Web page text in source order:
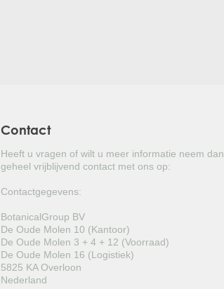
Contact
Heeft u vragen of wilt u meer informatie neem dan
geheel vrijblijvend contact met ons op:
Contactgegevens:
BotanicalGroup BV
De Oude Molen 10 (Kantoor)
De Oude Molen 3 + 4 + 12 (Voorraad)
De Oude Molen 16 (Logistiek)
5825 KA Overloon
Nederland